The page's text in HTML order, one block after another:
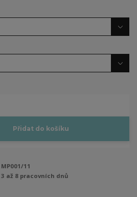
Přidat do košíku
MP001/11
3 až 8 pracovních dnů